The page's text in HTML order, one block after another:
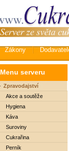
Zákony
Menu serveru
Zpravodajství
Akce a soutěže
Hygiena
Káva
Suroviny
Cukrařina
Perník